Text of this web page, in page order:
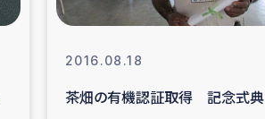
経済自立支援事業
2016.08.18
茶畑の有機認証取得 記念式典